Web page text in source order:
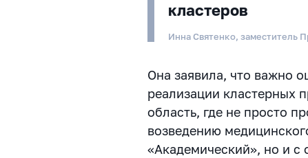
кластеров
Инна Святенко, заместитель
Она заявила, что важно
реализации кластерных
область, где не просто
возведению
«Академический», но и